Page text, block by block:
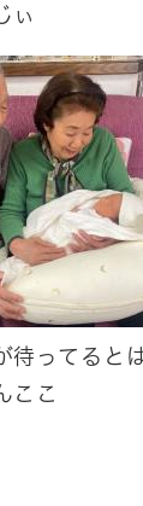
ぃ
待ってると
ここ